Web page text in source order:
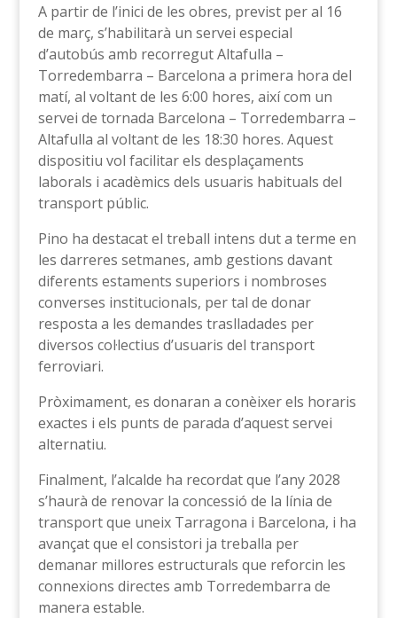
A partir de l’inici de les obres, previst per al 16
de març, s’habilitarà un servei especial
d’autobús amb recorregut Altafulla –
Torredembarra – Barcelona a primera hora del
matí, al voltant de les 6:00 hores, així com un
servei de tornada Barcelona – Torredembarra –
Altafulla al voltant de les 18:30 hores. Aquest
dispositiu vol facilitar els desplaçaments
laborals i acadèmics dels usuaris habituals del
transport públic.
Pino ha destacat el treball intens dut a terme en
les darreres setmanes, amb gestions davant
diferents estaments superiors i nombroses
converses institucionals, per tal de donar
resposta a les demandes traslladades per
diversos col·lectius d’usuaris del transport
ferroviari.
Pròximament, es donaran a conèixer els horaris
exactes i els punts de parada d’aquest servei
alternatiu.
Finalment, l’alcalde ha recordat que l’any 2028
s’haurà de renovar la concessió de la línia de
transport que uneix Tarragona i Barcelona, i ha
avançat que el consistori ja treballa per
demanar millores estructurals que reforcin les
connexions directes amb Torredembarra de
manera estable.